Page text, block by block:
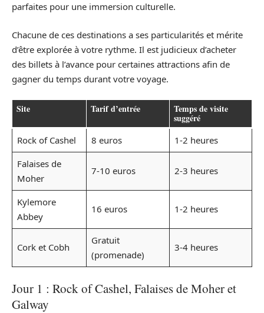
parfaites pour une immersion culturelle.
Chacune de ces destinations a ses particularités et mérite
d’être explorée à votre rythme. Il est judicieux d’acheter
des billets à l’avance pour certaines attractions afin de
gagner du temps durant votre voyage.
Site Tarif d’entrée Temps de visite
suggéré
Rock of Cashel 8 euros
1-2 heures
Falaises de
Moher
7-10 euros 2-3 heures
Kylemore
Abbey
16 euros 1-2 heures
Cork et Cobh
Gratuit
(promenade)
3-4 heures
Jour 1 : Rock of Cashel, Falaises de Moher et
Galway